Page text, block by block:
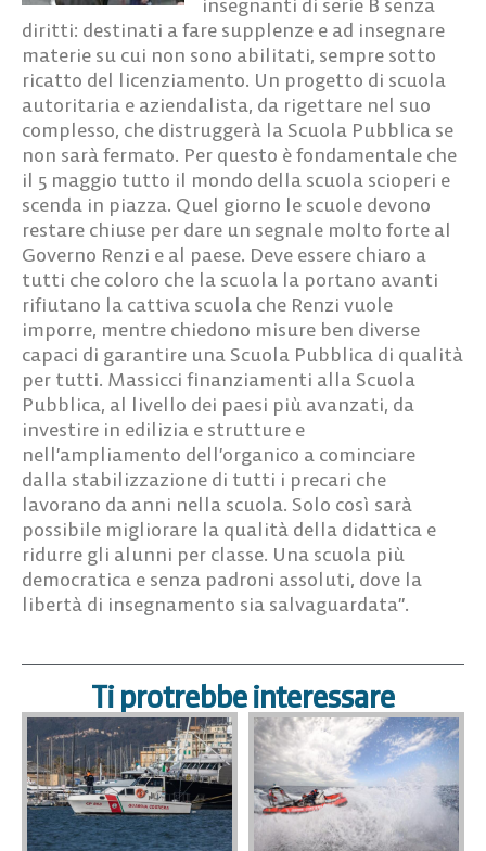
diritti: destinati a fare supplenze e ad insegnare
materie su cui non sono abilitati, sempre sotto
ricatto del licenziamento. Un progetto di scuola
autoritaria e aziendalista, da rigettare nel suo
complesso, che distruggerà la Scuola Pubblica se
non sarà fermato. Per questo è fondamentale che
il 5 maggio tutto il mondo della scuola scioperi e
scenda in piazza. Quel giorno le scuole devono
restare chiuse per dare un segnale molto forte al
Governo Renzi e al paese. Deve essere chiaro a
tutti che coloro che la scuola la portano avanti
rifiutano la cattiva scuola che Renzi vuole
imporre, mentre chiedono misure ben diverse
capaci di garantire una Scuola Pubblica di qualità
per tutti. Massicci finanziamenti alla Scuola
Pubblica, al livello dei paesi più avanzati, da
investire in edilizia e strutture e
nell’ampliamento dell’organico a cominciare
dalla stabilizzazione di tutti i precari che
lavorano da anni nella scuola. Solo così sarà
possibile migliorare la qualità della didattica e
ridurre gli alunni per classe. Una scuola più
democratica e senza padroni assoluti, dove la
libertà di insegnamento sia salvaguardata”.
Ti protrebbe interessare